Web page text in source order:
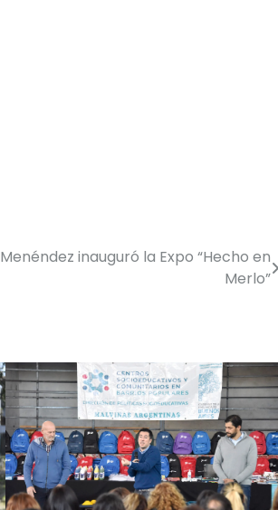
Menéndez inauguró la Expo “Hecho en
Merlo”